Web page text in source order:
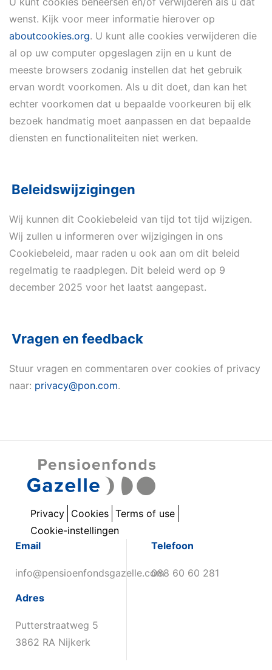
wenst. Kijk voor meer informatie hierover op
aboutcookies.org. U kunt alle cookies verwijderen die
al op uw computer opgeslagen zijn en u kunt de
meeste browsers zodanig instellen dat het gebruik
ervan wordt voorkomen. Als u dit doet, dan kan het
echter voorkomen dat u bepaalde voorkeuren bij elk
bezoek handmatig moet aanpassen en dat bepaalde
diensten en functionaliteiten niet werken.
Beleidswijzigingen
Wij kunnen dit Cookiebeleid van tijd tot tijd wijzigen.
Wij zullen u informeren over wijzigingen in ons
Cookiebeleid, maar raden u ook aan om dit beleid
regelmatig te raadplegen. Dit beleid werd op 9
december 2025 voor het laatst aangepast.
Vragen en feedback
Stuur vragen en commentaren over cookies of privacy
naar: privacy@pon.com.
Privacy Cookies Terms of use
Cookie-instellingen
Email
info@pensioenfondsgazelle.com
Telefoon
088 60 60 281
Adres
Putterstraatweg 5
3862 RA Nijkerk